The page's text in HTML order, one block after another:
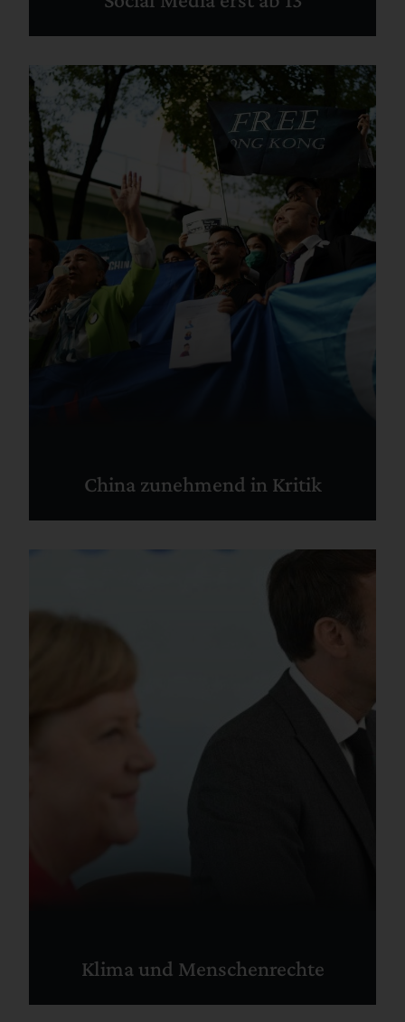
China zunehmend in Kritik
Klima und Menschenrechte